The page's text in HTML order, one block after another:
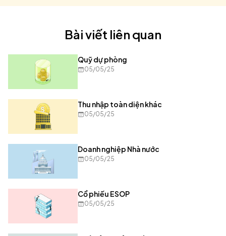
Bài viết liên quan
Quỹ dự phòng
05/05/25
Thu nhập toàn diện khác
05/05/25
Doanh nghiệp Nhà nước
05/05/25
Cổ phiếu ESOP
05/05/25